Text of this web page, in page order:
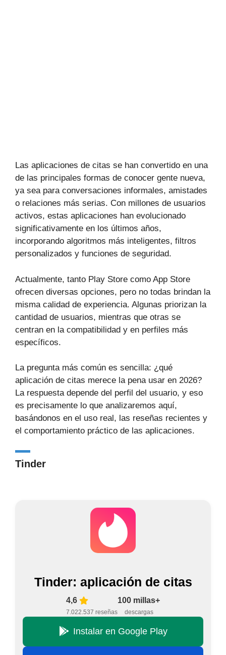
Las aplicaciones de citas se han convertido en una
de las principales formas de conocer gente nueva,
ya sea para conversaciones informales, amistades
o relaciones más serias. Con millones de usuarios
activos, estas aplicaciones han evolucionado
significativamente en los últimos años,
incorporando algoritmos más inteligentes, filtros
personalizados y funciones de seguridad.
Actualmente, tanto Play Store como App Store
ofrecen diversas opciones, pero no todas brindan la
misma calidad de experiencia. Algunas priorizan la
cantidad de usuarios, mientras que otras se
centran en la compatibilidad y en perfiles más
específicos.
La pregunta más común es sencilla: ¿qué
aplicación de citas merece la pena usar en 2026?
La respuesta depende del perfil del usuario, y eso
es precisamente lo que analizaremos aquí,
basándonos en el uso real, las reseñas recientes y
el comportamiento práctico de las aplicaciones.
Tinder
Tinder: aplicación de citas
4,6
7.022.537 reseñas
100 millas+
descargas
Instalar en Google Play